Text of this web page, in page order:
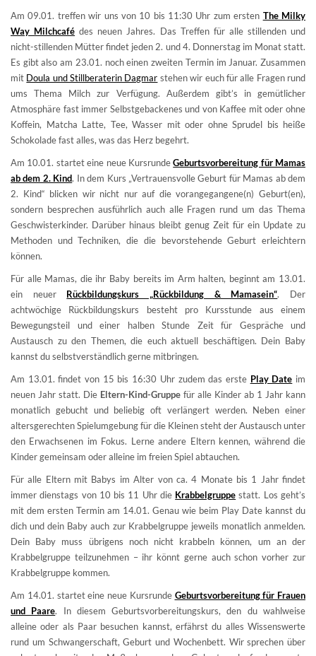
Am 09.01. treffen wir uns von 10 bis 11:30 Uhr zum ersten The Milky
Way Milchcafé des neuen Jahres. Das Treffen für alle stillenden und
nicht-stillenden Mütter findet jeden 2. und 4. Donnerstag im Monat statt.
Es gibt also am 23.01. noch einen zweiten Termin im Januar. Zusammen
mit Doula und Stillberaterin Dagmar stehen wir euch für alle Fragen rund
ums Thema Milch zur Verfügung. Außerdem gibt’s in gemütlicher
Atmosphäre fast immer Selbstgebackenes und von Kaffee mit oder ohne
Koffein, Matcha Latte, Tee, Wasser mit oder ohne Sprudel bis heiße
Schokolade fast alles, was das Herz begehrt.
Am 10.01. startet eine neue KursrundeGeburtsvorbereitung für Mamas
ab dem 2. Kind. In dem Kurs „Vertrauensvolle Geburt für Mamas ab dem
2. Kind“ blicken wir nicht nur auf die vorangegangene(n) Geburt(en),
sondern besprechen ausführlich auch alle Fragen rund um das Thema
Geschwisterkinder. Darüber hinaus bleibt genug Zeit für ein Update zu
Methoden und Techniken, die die bevorstehende Geburt erleichtern
können.
Für alle Mamas, die ihr Baby bereits im Arm halten, beginnt am 13.01.
ein neuer Rückbildungskurs „Rückbildung & Mamasein“. Der
achtwöchige Rückbildungskurs besteht pro Kursstunde aus einem
Bewegungsteil und einer halben Stunde Zeit für Gespräche und
Austausch zu den Themen, die euch aktuell beschäftigen. Dein Baby
kannst du selbstverständlich gerne mitbringen.
Am 13.01. findet von 15 bis 16:30 Uhr zudem das erste Play Date im
neuen Jahr statt. Die Eltern-Kind-Gruppe für alle Kinder ab 1 Jahr kann
monatlich gebucht und beliebig oft verlängert werden. Neben einer
altersgerechten Spielumgebung für die Kleinen steht der Austausch unter
den Erwachsenen im Fokus. Lerne andere Eltern kennen, während die
Kinder gemeinsam oder alleine im freien Spiel abtauchen.
Für alle Eltern mit Babys im Alter von ca. 4 Monate bis 1 Jahr findet
immer dienstags von 10 bis 11 Uhr die Krabbelgruppe statt. Los geht’s
mit dem ersten Termin am 14.01. Genau wie beim Play Date kannst du
dich und dein Baby auch zur Krabbelgruppe jeweils monatlich anmelden.
Dein Baby muss übrigens noch nicht krabbeln können, um an der
Krabbelgruppe teilzunehmen – ihr könnt gerne auch schon vorher zur
Krabbelgruppe kommen.
Am 14.01. startet eine neue Kursrunde Geburtsvorbereitung für Frauen
und Paare. In diesem Geburtsvorbereitungskurs, den du wahlweise
alleine oder als Paar besuchen kannst, erfährst du alles Wissenswerte
rund um Schwangerschaft, Geburt und Wochenbett. Wir sprechen über